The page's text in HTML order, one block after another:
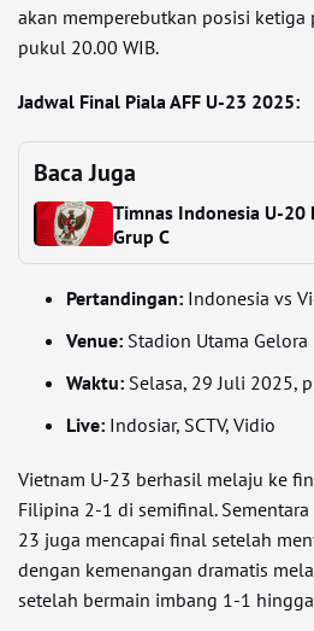
akan memperebutkan posisi
pukul 20.00 WIB.
Jadwal Final Piala AFF U-23 2025:
Baca Juga
Timnas Indonesia U-20
Grup C
Pertandingan: Indonesia vs
Venue: Stadion Utama Gelora
Waktu: Selasa, 29 Juli 2025,
Live: Indosiar, SCTV, Vidio
Vietnam U-23 berhasil melaju ke
Filipina 2-1 di semifinal.
23 juga mencapai final setelah
dengan kemenangan dramatis
setelah bermain imbang 1-1